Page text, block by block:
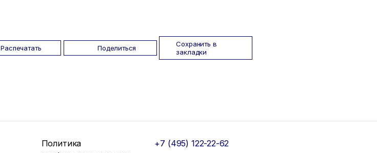
Распечатать Поделиться
Сохранить в
закладки
Политика
+7 (495) 122-22-62